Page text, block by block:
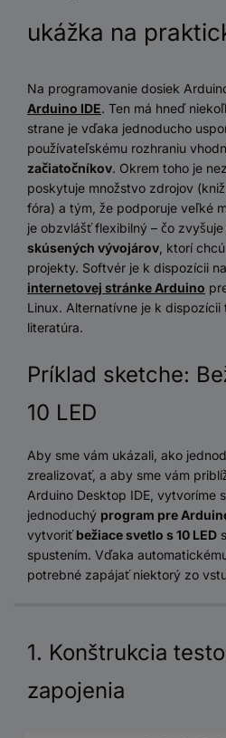
ukážka na
Na programovanie dosiek
Arduino IDE. Ten má hneď
strane je vďaka jednoducho
používateľskému rozhraniu
začiatočníkov. Okrem toho je
poskytuje množstvo zdrojov
fóra) a tým, že podporuje veľké
je obzvlášť flexibilný – čo
skúsených vývojárov , ktorí
projekty. Softvér je k dispozícii
internetovej stránke Arduino
Linux. Alternatívne je k dispozícii
literatúra.
Príklad sketche:
10 LED
Aby sme vám ukázali, ako
zrealizovať, a aby sme vám
Arduino Desktop IDE, vytvoríme
jednoduchý program pre
vytvoriťbežiace svetlo s 10 LED
spustením. Vďaka
potrebné zapájať niektorý zo
1. Konštrukcia
zapojenia